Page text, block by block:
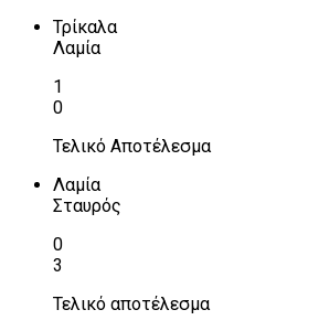
Τρίκαλα
Λαμία
1
0
Τελικό Αποτέλεσμα
Λαμία
Σταυρός
0
3
Τελικό αποτέλεσμα